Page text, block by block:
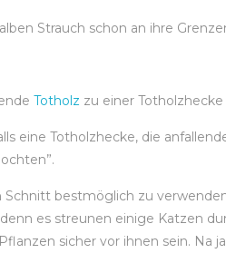
Strauch schon an ihre
Totholz zu einer
eine Totholzhecke, die
bestmöglich zu
es streunen einige Katzen
sicher vor ihnen sein. Na